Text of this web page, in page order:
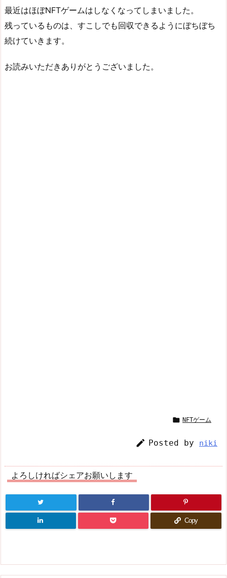
最近はほぼNFTゲームはしなくなってしまいました。
残っているものは、すこしでも回収できるようにぼちぼち
続けていきます。
お読みいただきありがとうございました。
 NFTゲーム
 Posted by niki
よろしければシェアお願いします
Copy